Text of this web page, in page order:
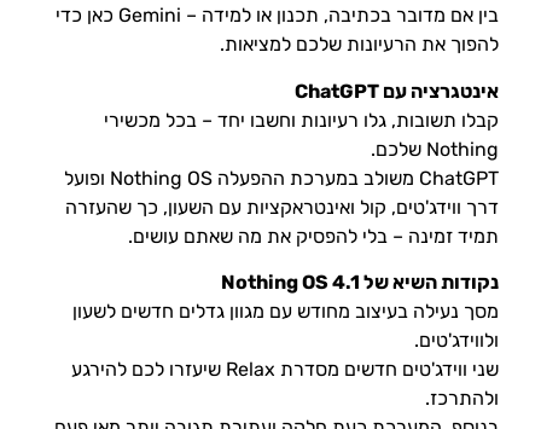
בין אם מדובר בכתיבה, תכנון או למידה – Gemini כאן כדי
להפוך את הרעיונות שלכם למציאות.
אינטגרציה עם ChatGPT
קבלו תשובות, גלו רעיונות וחשבו יחד – בכל מכשירי
Nothing שלכם.
ChatGPT משולב במערכת ההפעלה Nothing OS ופועל
דרך ווידג'טים, קול ואינטראקציות עם השעון, כך שהעזרה
תמיד זמינה – בלי להפסיק את מה שאתם עושים.
נקודות השיא של Nothing OS 4.1
מסך נעילה בעיצוב מחודש עם מגוון גדלים חדשים לשעון
ולווידג'טים.
שני ווידג'טים חדשים מסדרת Relax שיעזרו לכם להירגע
ולהתרכז.